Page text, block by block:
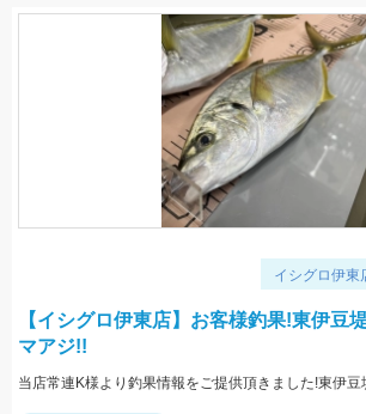
イシグロ伊東
【イシグロ伊東店】お客様釣果!東伊豆
マアジ!!